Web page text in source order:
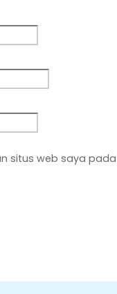
situs web saya